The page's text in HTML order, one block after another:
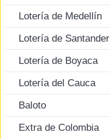
Lotería de Medellín
Lotería de Santander
Lotería de Boyaca
Lotería del Cauca
Baloto
Extra de Colombia